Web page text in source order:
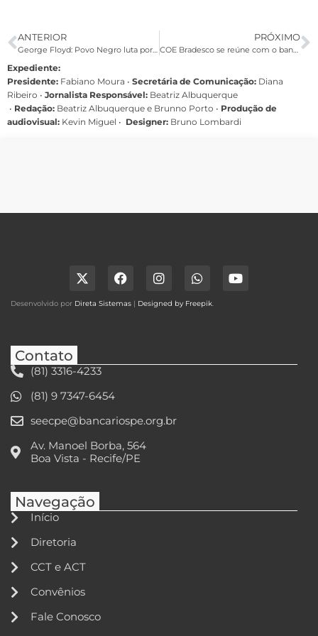
ANTERIOR
George Floyd: Povo Negro luta por justiça e pelo fim da violência policial
PRÓXIMO
COE Bradesco se reúne com o banco na próxima quinta-feira (4)
Expediente:
Presidente: Fabiano Moura • Secretária de Comunicação: Diana
Ribeiro • Jornalista Responsável: Beatriz Albuquerque
• Redação: Beatriz Albuquerque e Brunno Porto • Produção de
audiovisual: Kevin Miguel • Designer: Bruno Lombardi
Desenvolvido por Direta Sistemas | Designed by Freepik.
Contato
(81) 3316-4233
(81) 9 7347-6454
seecpe@bancariospe.org.br
Av. Manoel Borba, 564
Boa Vista - Recife/PE
Navegação
Início
Diretoria
CCT e ACT
Convênios
Fale Conosco